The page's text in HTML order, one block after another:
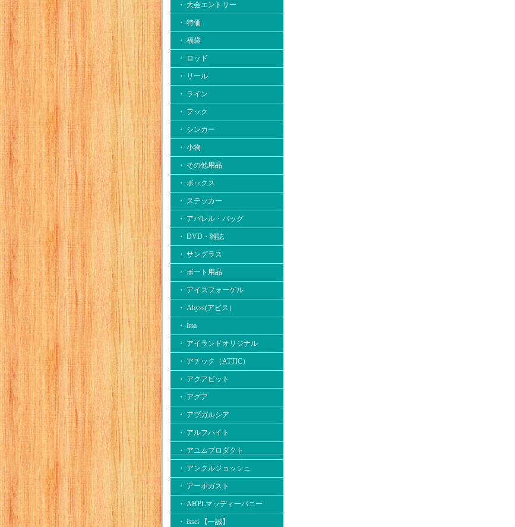
・ 大会エントリー
・ 特価
・ 福袋
・ ロッド
・ リール
・ ライン
・ フック
・ シンカー
・ 小物
・ その他用品
・ ボックス
・ ステッカー
・ アパレル・バッグ
・ DVD・雑誌
・ サングラス
・ ボート用品
・ アイスフォーゲル
・ Abyss(アビス）
・ ima
・ アイランドオリジナル
・ アチック（ATTIC）
・ アクアビット
・ アグア
・ アブガルシア
・ アルフハイト
・ アユムプロダクト
・ アンクルジョッシュ
・ アーボガスト
・ AHPLマッディーバニー
・ issei 【一誠】